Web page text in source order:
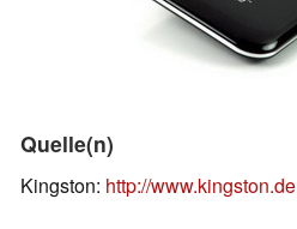
Quelle(n)
Kingston: http://www.kingston.de